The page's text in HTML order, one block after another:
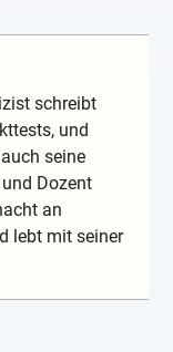
schreibt
und
seine
Dozent
an
lebt mit seiner